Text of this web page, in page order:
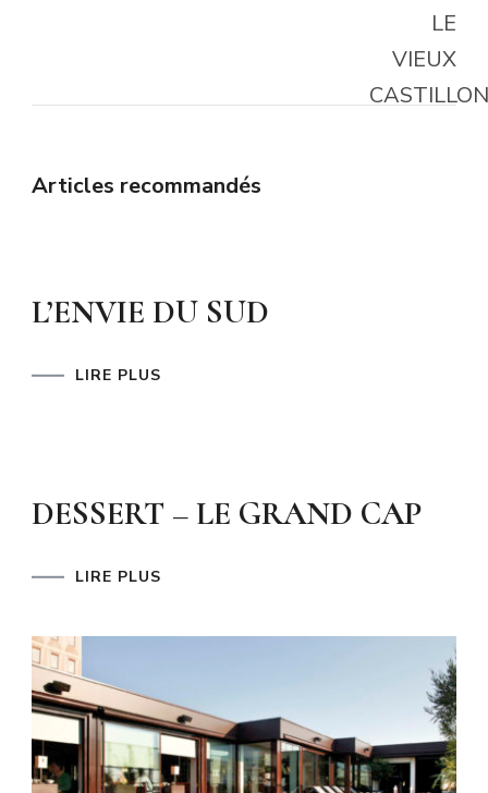
Articles recommandés
L’ENVIE DU SUD
LIRE PLUS
DESSERT – LE GRAND CAP
LIRE PLUS